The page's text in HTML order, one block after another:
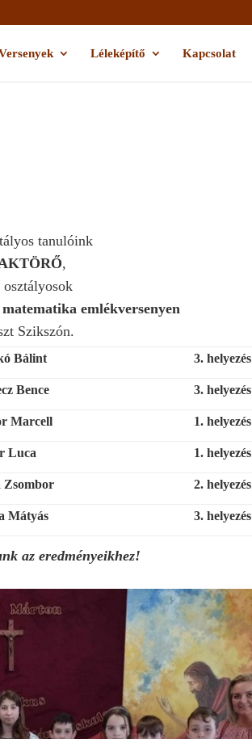
Léleképítő Kapcsolat
tanulóink
,
emlékversenyen
Szikszón.
Bálint 3. helyezés
Bence 3. helyezés
Marcell 1. helyezés
Luca 1. helyezés
Zsombor 2. helyezés
Mátyás 3. helyezés
az eredményeikhez!